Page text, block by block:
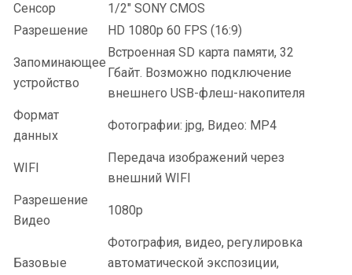
Сенсор
1/2" SONY CMOS
Разрешение
HD 1080p 60 FPS (16:9)
Запоминающее
устройство
Встроенная SD карта памяти, 32
Гбайт. Возможно подключение
внешнего USB-флеш-накопителя
Формат
данных
Фотографии: jpg, Видео: MP4
WIFI
Передача изображений через
внешний WIFI
Разрешение
Видео
1080p
Базовые
Фотография, видео, регулировка
автоматической экспозиции,